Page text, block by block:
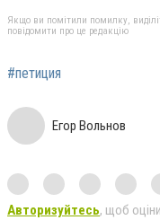
Якщо ви помітили помилку,
повідомити про це редакцію
#петиция
Егор Вольнов
Авторизуйтесь, щоб